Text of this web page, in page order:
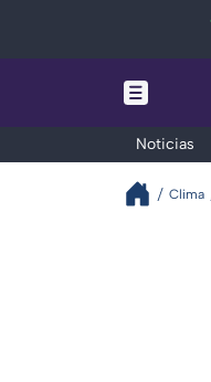
Noticias
Clima